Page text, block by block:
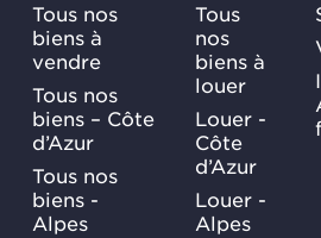
Tous nos
biens à
vendre
Tous nos
biens – Côte
d’Azur
Tous nos
biens -
Alpes
Tous
nos
biens à
louer
Louer -
Côte
d’Azur
Louer -
Alpes